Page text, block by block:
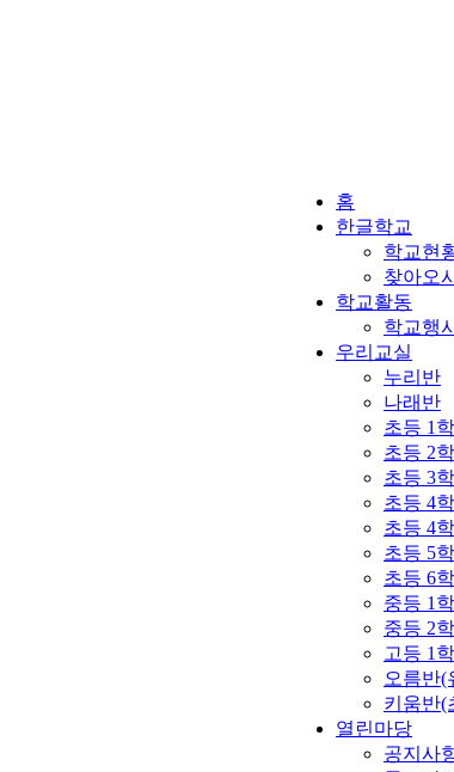
홈
한글학교
학교현
찾아오
학교활동
학교행
우리교실
누리반
나래반
초등 1
초등 2
초등 3
초등 4
초등 4
초등 5
초등 6
중등 1
중등 2
고등 1
오름반(
키움반(
열린마당
공지사